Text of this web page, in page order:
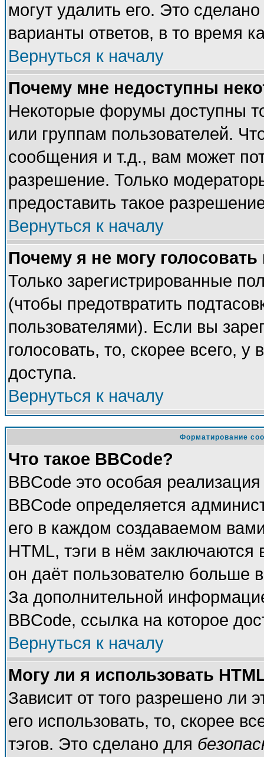
могут удалить его. Это
варианты ответов, в то время
Вернуться к началу
Почему мне недоступны
Некоторые форумы доступны
или группам пользователей.
сообщения и т.д., вам может
разрешение. Только
предоставить такое
Вернуться к началу
Почему я не могу
Только зарегистрированные
(чтобы предотвратить
пользователями). Если вы
голосовать, то, скорее всего,
доступа.
Вернуться к началу
Форматирование
Что такое BBCode?
BBCode это особая
BBCode определяется
его в каждом создаваемом
HTML, тэги в нём заключаются
он даёт пользователю больше
За дополнительной
BBCode, ссылка на которое
Вернуться к началу
Могу ли я использовать
Зависит от того разрешено ли
его использовать, то, скорее
тэгов. Это сделано для